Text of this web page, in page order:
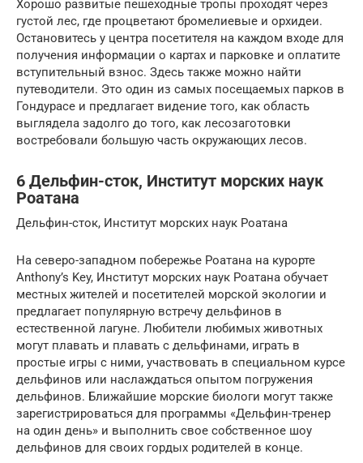
Хорошо развитые пешеходные тропы проходят через
густой лес, где процветают бромелиевые и орхидеи.
Остановитесь у центра посетителя на каждом входе для
получения информации о картах и ​​парковке и оплатите
вступительный взнос. Здесь также можно найти
путеводители. Это один из самых посещаемых парков в
Гондурасе и предлагает видение того, как область
выглядела задолго до того, как лесозаготовки
востребовали большую часть окружающих лесов.
6 Дельфин-сток, Институт морских наук
Роатана
Дельфин-сток, Институт морских наук Роатана
На северо-западном побережье Роатана на курорте
Anthony’s Key, Институт морских наук Роатана обучает
местных жителей и посетителей морской экологии и
предлагает популярную встречу дельфинов в
естественной лагуне. Любители любимых животных
могут плавать и плавать с дельфинами, играть в
простые игры с ними, участвовать в специальном курсе
дельфинов или наслаждаться опытом погружения
дельфинов. Ближайшие морские биологи могут также
зарегистрироваться для программы «Дельфин-тренер
на один день» и выполнить свое собственное шоу
дельфинов для своих гордых родителей в конце.